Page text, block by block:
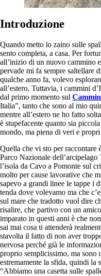
Introduzione
Quando metto lo zaino sulle
sento completa, a casa. Per
all’inizio di un nuovo cammino
pervade mi fa sempre saltellare
qualche anno fa, volevo
all’estero. Tuttavia, i cammini
dal primo momento sul
Italia”, tanto che sono al mio
mentre all’estero ne ho fatto
è stupefacente quanto sia
mondo, ma piena di veri e
Quella che vi sto per raccontare
Parco Nazionale dell’arcipelago
l’isola da Cavo a Pomonte sul
molto per cause lavorative che
sapevo a grandi linee le tappe i
tenda dove volevamo ma che
sul mare che tradotto vuol dire
risalire, che partivo con un
imparato in questi anni è che
sai mai cosa ti attenderà
stavolta il fatto di non aver
nervosa perché già le
proprio semplicissimo, ma sono
estremamente la sfida, quindi la
“Abbiamo una casetta sulle